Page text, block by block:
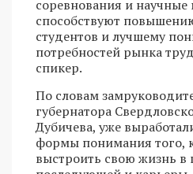
соревнования и
способствуют
студентов и лучшему
потребностей рынка
спикер.
По словам
губернатора
Дубичева, уже
формы понимания того,
выстроить свою жизнь в